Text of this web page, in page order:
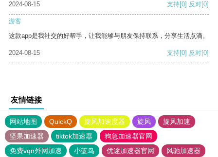
2024-08-15
支持[0] 反对[0]
游客
这款app是我社交的好帮手，让我能够与朋友保持联系，分享生活点滴。
2024-08-15 支持[0] 反对[0]
友情链接
网站地图 QuickQ 旋风加速度器 旋风
旋风加速
坚果加速器
tiktok加速器
狗急加速器官网
免费vqn外网加速
小蓝鸟 优途加速器官网
风驰加速器